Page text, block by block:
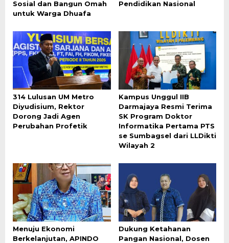
Sosial dan Bangun Omah
untuk Warga Dhuafa
Pendidikan Nasional
314 Lulusan UM Metro
Diyudisium, Rektor
Dorong Jadi Agen
Perubahan Profetik
Kampus Unggul IIB
Darmajaya Resmi Terima
SK Program Doktor
Informatika Pertama PTS
se Sumbagsel dari LLDikti
Wilayah 2
Menuju Ekonomi
Berkelanjutan, APINDO
Dukung Ketahanan
Pangan Nasional, Dosen